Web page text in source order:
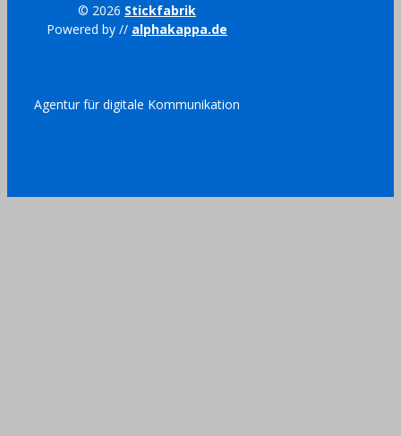
© 2026 Stickfabrik
Powered by // alphakappa.de
Agentur für digitale Kommunikation